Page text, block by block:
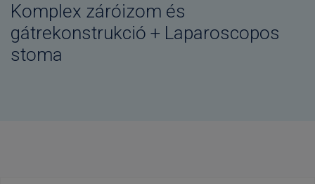
Komplex záróizom és
gátrekonstrukció + Laparoscopos
stoma